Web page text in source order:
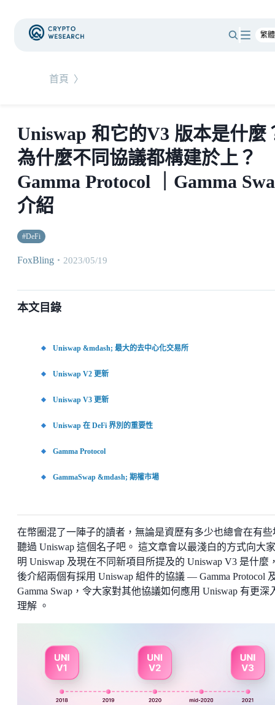
首頁 〉
Uniswap 和它的V3 版本是什麼
為什麼不同協議都構建於上？
Gamma Protocol ｜Gamma
介紹
#DeFi
FoxBling ・ 2023/05/19
本文目錄
Uniswap &mdash; 最大的去中心化交易所
Uniswap V2 更新
Uniswap V3 更新
Uniswap 在 DeFi 界別的重要性
Gamma Protocol
GammaSwap &mdash; 期權市場
在幣圈混了一陣子的讀者，無論是資歷有多少也總會在有些
聽過 Uniswap 這個名子吧。 這文章會以最淺白的方式向大
明 Uniswap 及現在不同新項目所提及的 Uniswap V3 是什麼
後介紹兩個有採用 Uniswap 組件的協議 — Gamma Protocol
Gamma Swap，令大家對其他協議如何應用 Uniswap 有更深
理解 。